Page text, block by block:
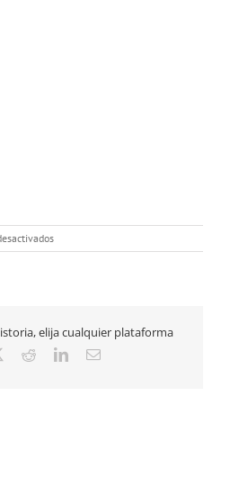
en
PROGRAMA
elija cualquier plataforma
RedditLinkedInCorreo